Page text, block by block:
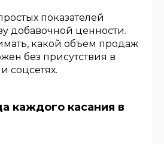
показателей
добавочной ценности.
какой объем продаж
без присутствия в
соцсетях.
каждого касания в